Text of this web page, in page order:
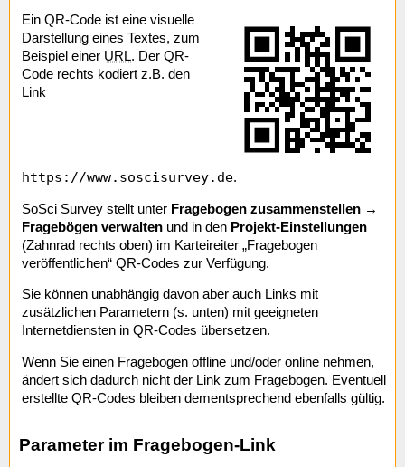
Ein QR-Code ist eine visuelle
Darstellung eines Textes, zum
Beispiel einer URL. Der QR-
Code rechts kodiert z.B. den
Link
https://www.soscisurvey.de.
SoSci Survey stellt unter Fragebogen zusammenstellen →
Fragebögen verwalten und in den Projekt-Einstellungen
(Zahnrad rechts oben) im Karteireiter „Fragebogen
veröffentlichen“ QR-Codes zur Verfügung.
Sie können unabhängig davon aber auch Links mit
zusätzlichen Parametern (s. unten) mit geeigneten
Internetdiensten in QR-Codes übersetzen.
Wenn Sie einen Fragebogen offline und/oder online nehmen,
ändert sich dadurch nicht der Link zum Fragebogen. Eventuell
erstellte QR-Codes bleiben dementsprechend ebenfalls gültig.
Parameter im Fragebogen-Link